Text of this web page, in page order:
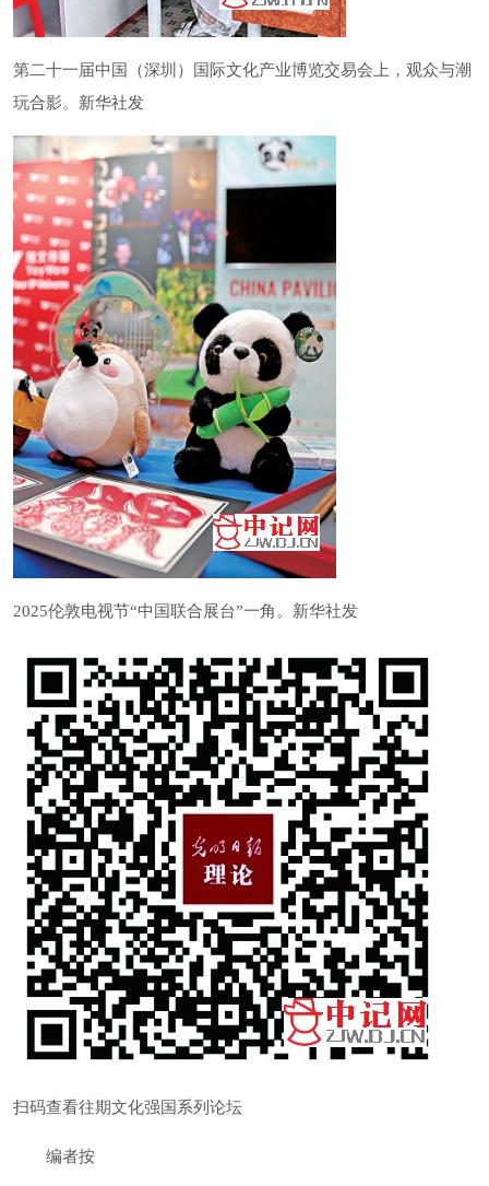
第二十一届中国（深圳）国际文化产业博览交易会上，观众与潮
玩合影。新华社发
2025伦敦电视节“中国联合展台”一角。新华社发
扫码查看往期文化强国系列论坛
编者按